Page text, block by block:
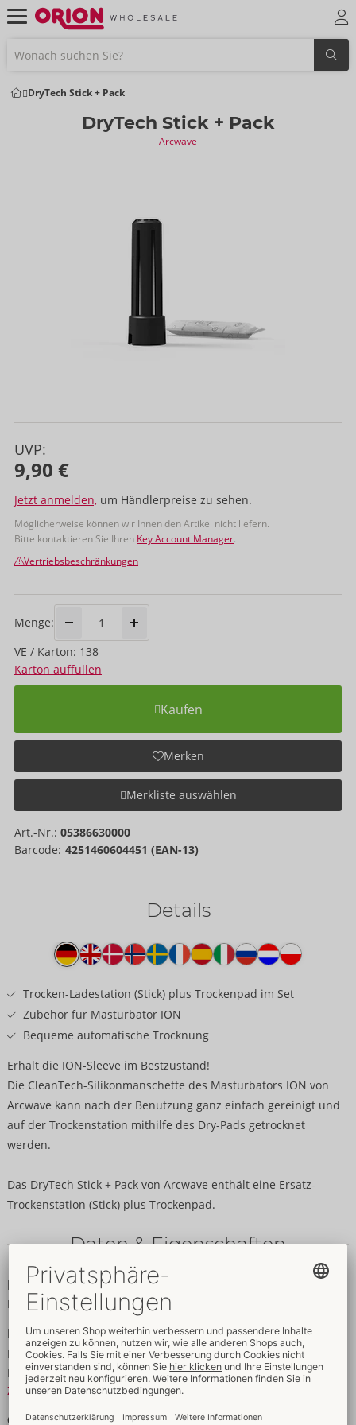
DryTech Stick + Pack
DryTech Stick + Pack
Arcwave
UVP:
9,90 €
Jetzt anmelden, um Händlerpreise zu sehen.
Möglicherweise können wir Ihnen den Artikel nicht liefern.
Bitte kontaktieren Sie Ihren Key Account Manager.
Vertriebsbeschränkungen
Menge:
VE / Karton: 138
Karton auffüllen
Kaufen
Merken
Merkliste auswählen
Art.-Nr.: 05386630000
Barcode: 4251460604451 (EAN-13)
Details
Produkttext
Trocken-Ladestation (Stick) plus Trockenpad im Set
Zubehör für Masturbator ION
Bequeme automatische Trocknung
Erhält die ION-Sleeve im Bestzustand!
Die CleanTech-Silikonmanschette des Masturbators ION von
Arcwave kann nach der Benutzung ganz einfach gereinigt und
auf der Trockenstation mithilfe des Dry-Pads getrocknet
werden.
Das DryTech Stick + Pack von Arcwave enthält eine Ersatz-
Trockenstation (Stick) plus Trockenpad.
Daten & Eigenschaften
Eigenschaften
Für Männer
Daten
Farbe: schwarz
Material: ABS
Zur Materialkunde
Größe